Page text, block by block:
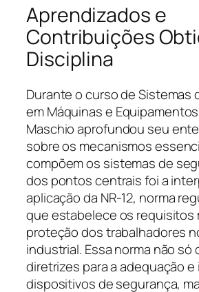
Aprendizados e
Contribuições
Disciplina
Durante o curso de Sistemas
em Máquinas e
Maschio aprofundou seu
sobre os mecanismos
compõem os sistemas de
dos pontos centrais foi a
aplicação da NR-12, norma
que estabelece os requisitos
proteção dos trabalhadores
industrial. Essa norma não só
diretrizes para a adequação
dispositivos de segurança,